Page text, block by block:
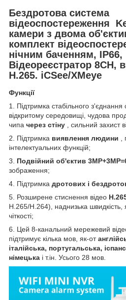
Бездротова система
відеоспостереження
камери з двома
комплект
нічним баченням, IP66,
Відеореєстратор 8CH,
H.265. iCSee/XMeye
Функції
1. Підтримка стабільного з'єднання
відкритому середовищі, чудова
чипа через стіну , сильний захист
2. Підтримка виявлення людини ,
інтелектуальних функцій;
3. Подвійний об'єктив
зображення;
4. Підтримка дротових і
5. Розширене стиснення відео
H.265/H.264), наднизька швидкість,
чіткості;
6. Цей 8-канальний мережевий
підтримує кілька мов, як-от
італійська, португальська,
німецька і т.ін. Усього 28 мов.